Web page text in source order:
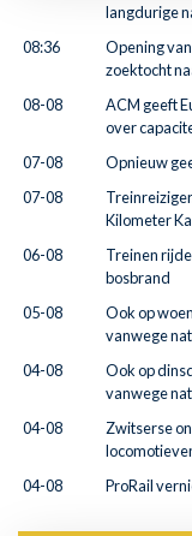
langdurige
08:36
Opening
zoektocht
08-08
ACM geeft
over
07-08
Opnieuw
07-08
Kilometer
06-08
Treinen
bosbrand
05-08
Ook op
vanwege
04-08
Ook op
vanwege
04-08
Zwitserse
04-08
ProRail